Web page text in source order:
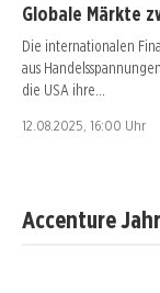
Globale Märkte
Die internationalen
aus
die USA ihre…
12.08.2025, 16:00 Uhr
Accenture